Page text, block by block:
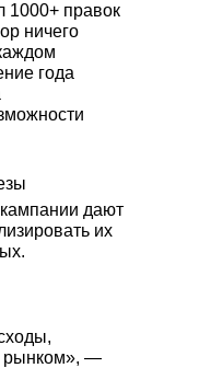
дают
их
1000+ правок
ничего
года
рынком», —